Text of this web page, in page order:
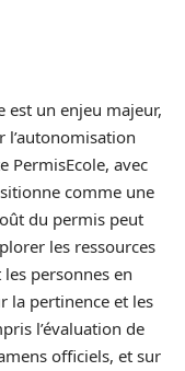
un enjeu majeur,
PermisEcole, avec
comme une
du permis peut
les ressources
personnes en
la pertinence et les
l’évaluation de
officiels, et sur